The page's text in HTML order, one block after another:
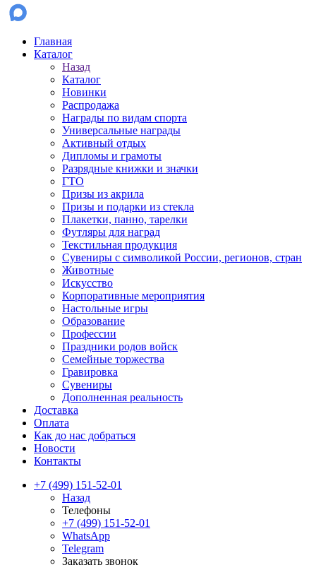
Главная
Каталог
Назад
Каталог
Новинки
Распродажа
Награды по видам спорта
Универсальные награды
Активный отдых
Дипломы и грамоты
Разрядные книжки и значки
ГТО
Призы из акрила
Призы и подарки из стекла
Плакетки, панно, тарелки
Футляры для наград
Текстильная продукция
Сувениры с символикой России, регионов, стран
Животные
Искусство
Корпоративные мероприятия
Настольные игры
Образование
Профессии
Праздники родов войск
Семейные торжества
Гравировка
Сувениры
Дополненная реальность
Доставка
Оплата
Как до нас добраться
Новости
Контакты
+7 (499) 151-52-01
Назад
Телефоны
+7 (499) 151-52-01
WhatsApp
Telegram
Заказать звонок